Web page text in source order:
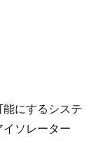
にするシステ
イソレーター